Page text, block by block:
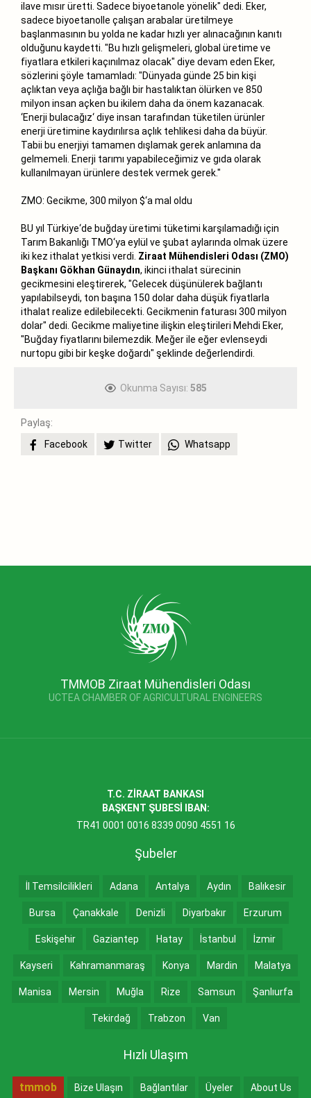
ilave mısır üretti. Sadece biyoetanole yönelik" dedi. Eker,
sadece biyoetanolle çalışan arabalar üretilmeye
başlanmasının bu yolda ne kadar hızlı yer alınacağının kanıtı
olduğunu kaydetti. "Bu hızlı gelişmeleri, global üretime ve
fiyatlara etkileri kaçınılmaz olacak" diye devam eden Eker,
sözlerini şöyle tamamladı: "Dünyada günde 25 bin kişi
açlıktan veya açlığa bağlı bir hastalıktan ölürken ve 850
milyon insan açken bu ikilem daha da önem kazanacak.
‘Enerji bulacağız‘ diye insan tarafından tüketilen ürünler
enerji üretimine kaydırılırsa açlık tehlikesi daha da büyür.
Tabii bu enerjiyi tamamen dışlamak gerek anlamına da
gelmemeli. Enerji tarımı yapabileceğimiz ve gıda olarak
kullanılmayan ürünlere destek vermek gerek."
ZMO: Gecikme, 300 milyon $‘a mal oldu
BU yıl Türkiye‘de buğday üretimi tüketimi karşılamadığı için
Tarım Bakanlığı TMO‘ya eylül ve şubat aylarında olmak üzere
iki kez ithalat yetkisi verdi. Ziraat Mühendisleri Odası (ZMO)
Başkanı Gökhan Günaydın, ikinci ithalat sürecinin
gecikmesini eleştirerek, "Gelecek düşünülerek bağlantı
yapılabilseydi, ton başına 150 dolar daha düşük fiyatlarla
ithalat realize edilebilecekti. Gecikmenin faturası 300 milyon
dolar" dedi. Gecikme maliyetine ilişkin eleştirileri Mehdi Eker,
"Buğday fiyatlarını bilemezdik. Meğer ile eğer evlenseydi
nurtopu gibi bir keşke doğardı" şeklinde değerlendirdi.
Okunma Sayısı: 585
Paylaş:
Facebook
Twitter Whatsapp
TMMOB Ziraat Mühendisleri Odası
UCTEA CHAMBER OF AGRICULTURAL ENGINEERS
T.C. ZİRAAT BANKASI
BAŞKENT ŞUBESİ IBAN:
TR41 0001 0016 8339 0090 4551 16
Şubeler
İl Temsilcilikleri Adana Antalya Aydın Balıkesir
Bursa Çanakkale Denizli Diyarbakır Erzurum
Eskişehir Gaziantep Hatay İstanbul İzmir
Kayseri Kahramanmaraş Konya Mardin Malatya
Manisa Mersin Muğla Rize Samsun Şanlıurfa
Tekirdağ Trabzon Van
Hızlı Ulaşım
tmmob Bize Ulaşın Bağlantılar Üyeler About Us